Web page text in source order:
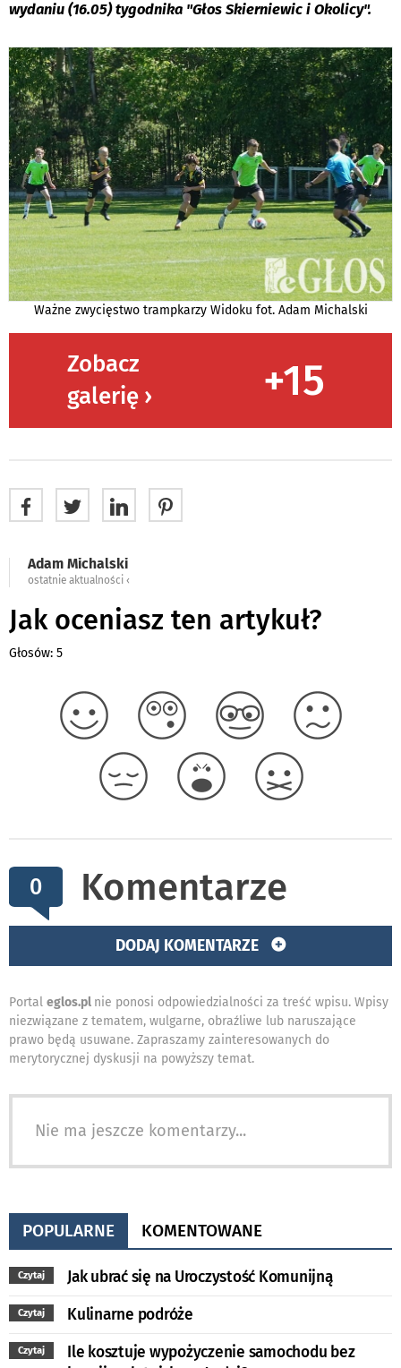
wydaniu (16.05) tygodnika "Głos Skierniewic i Okolicy".
Ważne zwycięstwo trampkarzy Widoku fot. Adam Michalski
Zobacz
galerię ›
+15
Adam Michalski
ostatnie aktualności ‹
Jak oceniasz ten artykuł?
Głosów: 5
0 Komentarze
DODAJ KOMENTARZE
Portal eglos.pl nie ponosi odpowiedzialności za treść wpisu. Wpisy
niezwiązane z tematem, wulgarne, obraźliwe lub naruszające
prawo będą usuwane. Zapraszamy zainteresowanych do
merytorycznej dyskusji na powyższy temat.
Nie ma jeszcze komentarzy...
POPULARNE KOMENTOWANE
Czytaj Jak ubrać się na Uroczystość Komunijną
Czytaj Kulinarne podróże
Czytaj
Ile kosztuje wypożyczenie samochodu bez